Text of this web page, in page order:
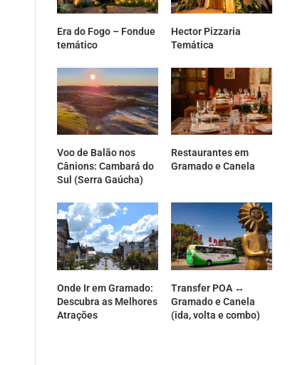
Era do Fogo – Fondue
temático
Hector Pizzaria
Temática
Voo de Balão nos
Cânions: Cambará do
Sul (Serra Gaúcha)
Restaurantes em
Gramado e Canela
Onde Ir em Gramado:
Descubra as Melhores
Atrações
Transfer POA ↔
Gramado e Canela
(ida, volta e combo)